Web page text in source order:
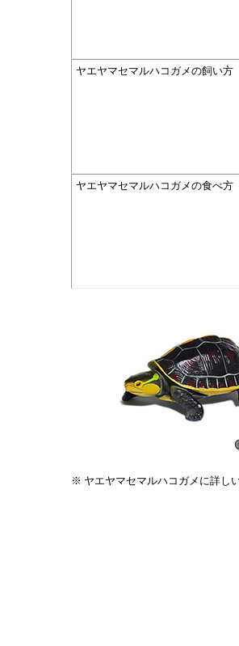
ヤエヤマセマルハコガメの飼い方
ヤエヤマセマルハコガメの食べ方
※ ヤエヤマセマルハコガメに詳し